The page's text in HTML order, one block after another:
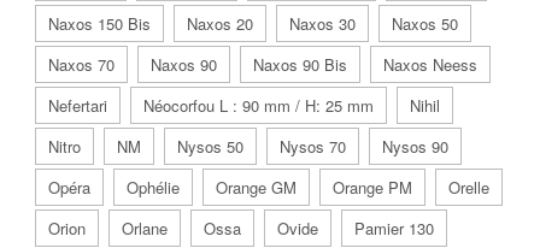
Naxos 150 Bis
Naxos 20 Naxos 30
Naxos 50
Naxos 70
Naxos 90 Naxos 90 Bis
Naxos Neess
Nefertari
Néocorfou L : 90 mm / H: 25 mm
Nihil
Nitro
NM Nysos 50 Nysos 70
Nysos 90
Opéra
Ophélie Orange GM Orange PM
Orelle
Orion
Orlane Ossa Ovide
Pamier 130